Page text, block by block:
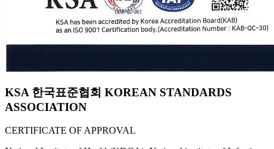
KSA 한국표준협회 KOREAN STANDARDS
ASSOCIATION
CERTIFICATE OF APPROVAL